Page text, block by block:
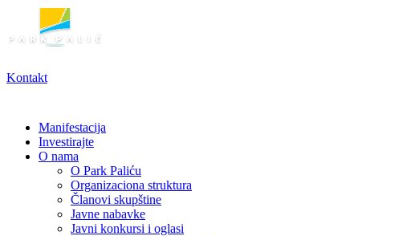
sadržaj
Kontakt
Manifestacija
Investirajte
O nama
O Park Paliću
Organizaciona struktura
Članovi skupštine
Javne nabavke
Javni konkursi i oglasi